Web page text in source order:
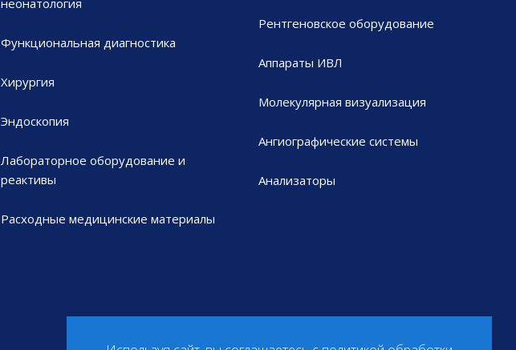
неонатология
Функциональная диагностика
Хирургия
Эндоскопия
Лабораторное оборудование и
реактивы
Расходные медицинские материалы
Рентгеновское оборудование
Аппараты ИВЛ
Молекулярная визуализация
Ангиографические системы
Анализаторы